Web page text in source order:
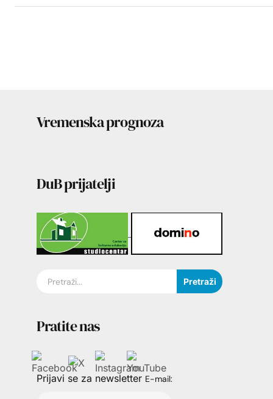
Vremenska prognoza
DuB prijatelji
Pretraži
Pratite nas
Prijavi se za newsletter E-mail: